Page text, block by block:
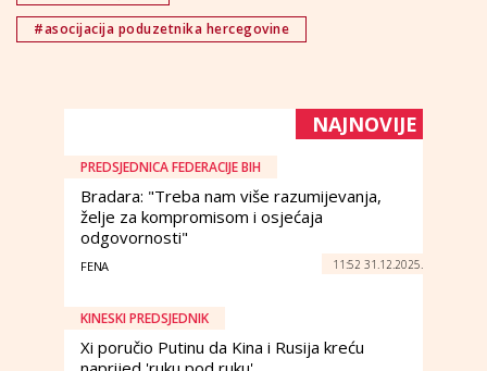
#asocijacija poduzetnika hercegovine
NAJNOVIJE
PREDSJEDNICA FEDERACIJE BIH
Bradara: "Treba nam više razumijevanja,
želje za kompromisom i osjećaja
odgovornosti"
FENA 11:52 31.12.2025.
KINESKI PREDSJEDNIK
Xi poručio Putinu da Kina i Rusija kreću